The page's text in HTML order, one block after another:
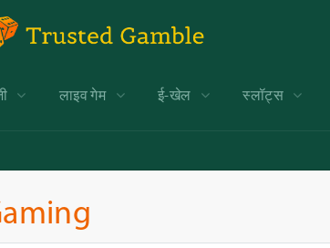
लाइव गेम ई-खेल स्लॉट्स